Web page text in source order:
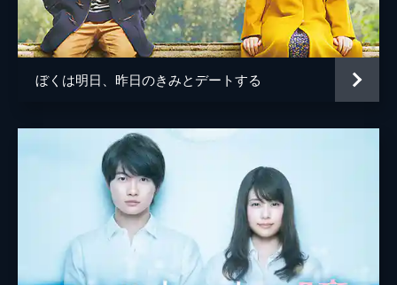
園田真由美 山口紗弥加
竹原直樹 成田凌
片寄涼太
植原星空
稲垣来泉
中野翠咲
ぼくは明日、昨日のきみとデートする